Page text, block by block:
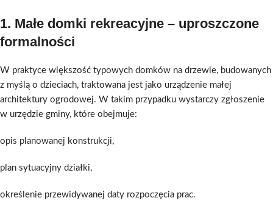
1. Małe domki rekreacyjne – uproszczone
formalności
W praktyce większość typowych domków na drzewie, budowanych
z myślą o dzieciach, traktowana jest jako urządzenie małej
architektury ogrodowej. W takim przypadku wystarczy zgłoszenie
w urzędzie gminy, które obejmuje:
opis planowanej konstrukcji,
plan sytuacyjny działki,
określenie przewidywanej daty rozpoczęcia prac.